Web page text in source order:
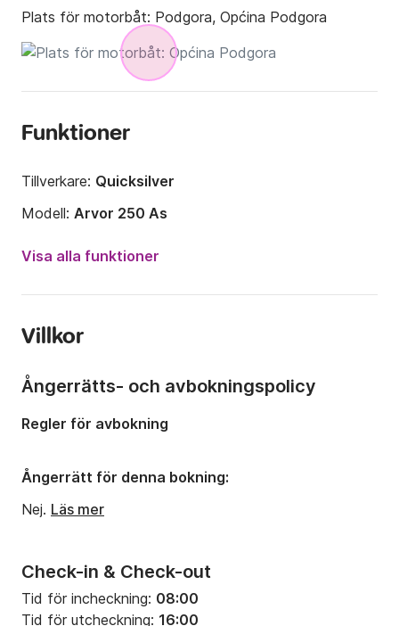
Plats för motorbåt: Podgora, Općina Podgora
Funktioner
Tillverkare: Quicksilver
Modell: Arvor 250 As
Motorstyrka:
230hk
Kapacitet ombord:
Antal hytter:
Visa alla funktioner
Villkor
Check-in & Check-out
Tid för incheckning: 08:00
Tid för utcheckning: 16:00
Ångerrätts- och avbokningspolicy
Regler för avbokning
Ångerrätt för denna bokning:
Nej. Läs mer